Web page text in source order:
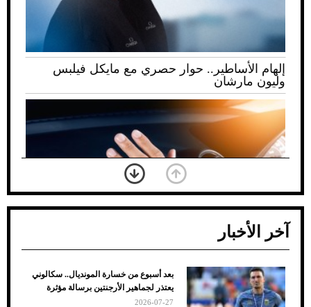
إلهام الأساطير.. حوار حصري مع مايكل فيلبس
وليون مارشان
ضعف تبريد مكيف السيارة عند الوقوف.. أشهر
الأسباب والحلول
آخر الأخبار
بعد أسبوع من خسارة المونديال.. سكالوني
يعتذر لجماهير الأرجنتين برسالة مؤثرة
2026-07-27